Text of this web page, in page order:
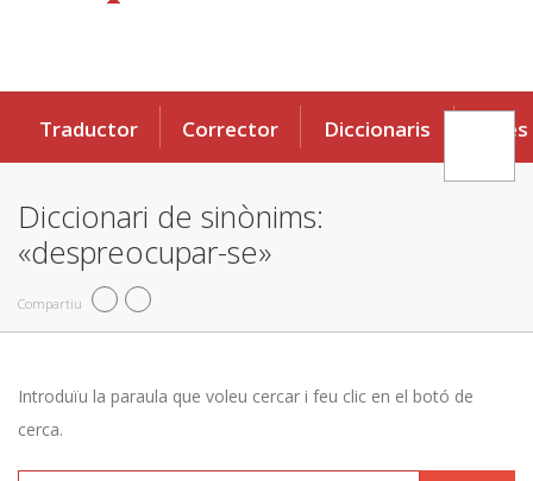
Traductor Corrector Diccionaris Eines
Diccionari de sinònims:
«despreocupar-se»
Compartiu
Introduïu la paraula que voleu cercar i feu clic en el botó de
cerca.